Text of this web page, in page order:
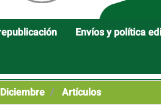
Envíos y política
Artículos